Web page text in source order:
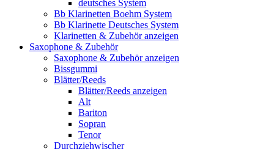
deutsches System
Bb Klarinetten Boehm System
Bb Klarinette Deutsches System
Klarinetten & Zubehör anzeigen
Saxophone & Zubehör
Saxophone & Zubehör anzeigen
Bissgummi
Blätter/Reeds
Blätter/Reeds anzeigen
Alt
Bariton
Sopran
Tenor
Durchziehwischer